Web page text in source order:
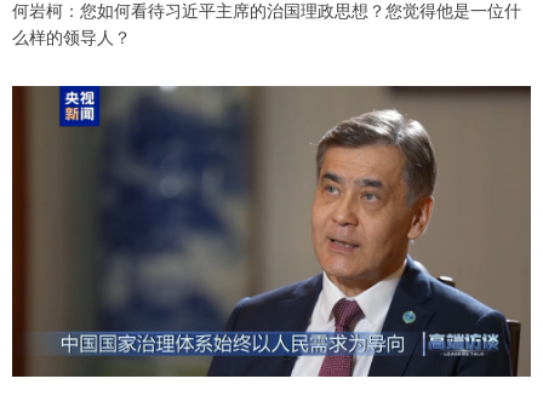
何岩柯：您如何看待习近平主席的治国理政思想？您觉得他是一位什
么样的领导人？